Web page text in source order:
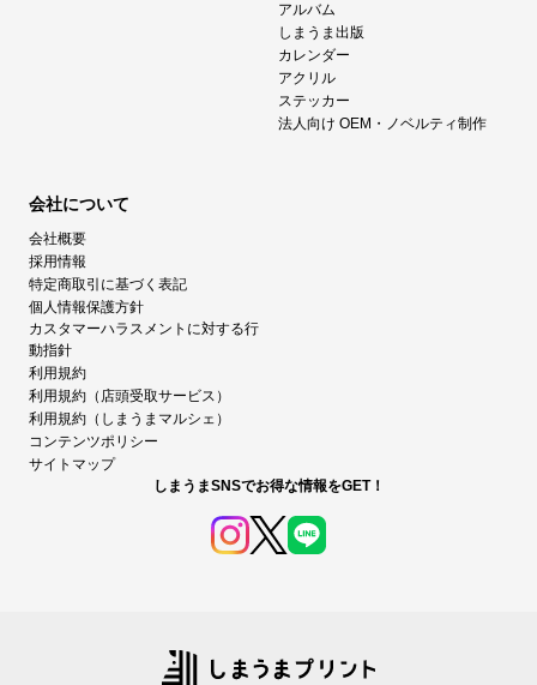
アルバム
しまうま出版
カレンダー
アクリル
ステッカー
法人向け OEM・ノベルティ制作
会社について
会社概要
採用情報
特定商取引に基づく表記
個人情報保護方針
カスタマーハラスメントに対する行
動指針
利用規約
利用規約（店頭受取サービス）
利用規約（しまうまマルシェ）
コンテンツポリシー
サイトマップ
しまうまSNSでお得な情報をGET！